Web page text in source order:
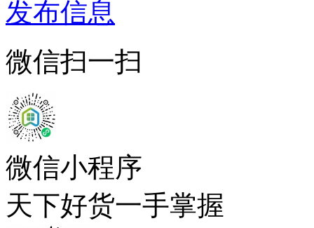
发布信息
微信扫一扫
微信小程序
天下好货一手掌握